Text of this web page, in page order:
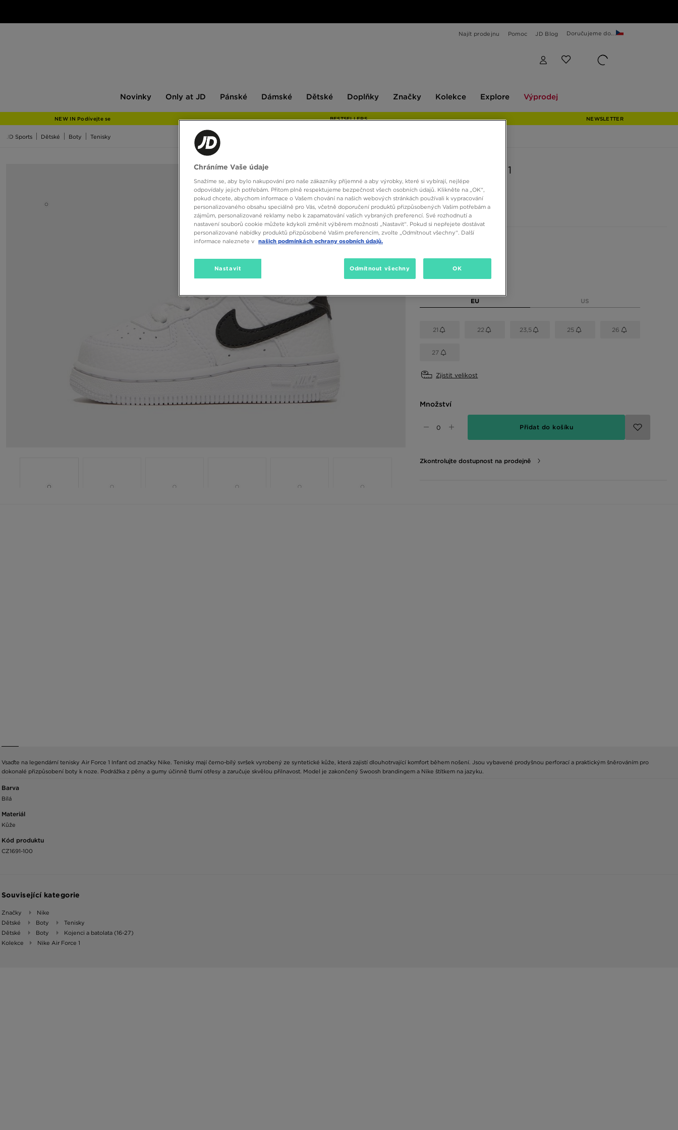
Najít prodejnu Pomoc JD Blog Doručujeme do...
Novinky
JD
Only at JD Pánské Dámské Dětské Doplňky Značky Kolekce Explore Výprodej
NEW IN Podívejte se BESTSELLERS NEWSLETTER
JD Sports Dětské Boty Tenisky
NIKE AIR FORCE 1
750 Kč
Vyberte velikost
EU US
21 22 23,5 25 26
27
Zjistit velikost
Množství
Přidat do košíku
Zkontrolujte dostupnost na prodejně
Vsaďte na legendární tenisky Air Force 1 Infant od značky Nike. Tenisky mají černo-bílý svršek vyrobený ze syntetické kůže, která zajistí dlouhotrvající komfort během nošení. Jsou vybavené prodyšnou perforací a praktickým šněrováním pro
dokonalé přizpůsobení boty k noze. Podrážka z pěny a gumy účinně tlumí otřesy a zaručuje skvělou přilnavost. Model je zakončený Swoosh brandingem a Nike štítkem na jazyku.
Barva
Bílá
Materiál
Kůže
Kód produktu
CZ1691-100
Související kategorie
Značky
Nike
Dětské
Boty
Tenisky
Dětské
Boty
Kojenci a batolata (16-27)
Kolekce
Nike Air Force 1
Chráníme Vaše údaje
Snažíme se, aby bylo nakupování pro naše zákazníky příjemné a aby výrobky, které si vybírají, nejlépe
odpovídaly jejich potřebám. Přitom plně respektujeme bezpečnost všech osobních údajů. Klikněte na „OK“,
pokud chcete, abychom informace o Vašem chování na našich webových stránkách používali k vypracování
personalizovaného obsahu speciálně pro Vás, včetně doporučení produktů přizpůsobených Vašim potřebám a
zájmům, personalizované reklamy nebo k zapamatování vašich vybraných preferencí. Své rozhodnutí a
nastavení souborů cookie můžete kdykoli změnit výběrem možnosti „Nastavit“. Pokud si nepřejete dostávat
personalizované nabídky produktů přizpůsobené Vašim preferencím, zvolte „Odmítnout všechny“. Další
informace naleznete v našich podmínkách ochrany osobních údajů.
Nastavit Odmítnout všechny OK